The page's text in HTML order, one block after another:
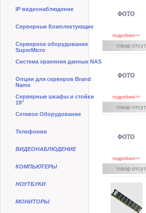
IP видеонаблюдение
Серверные Комплектующие
Серверное оборудование
SuperMicro
Система хранения данных NAS
Опции для серверов Brand
Name
Серверные шкафы и стойки
19"
Сетевое Оборудование
Телефония
ВИДЕОНАБЛЮДЕНИЕ
КОМПЬЮТЕРЫ
НОУТБУКИ
МОНИТОРЫ
подробнее>>
товар
подробнее>>
товар
подробнее>>
товар